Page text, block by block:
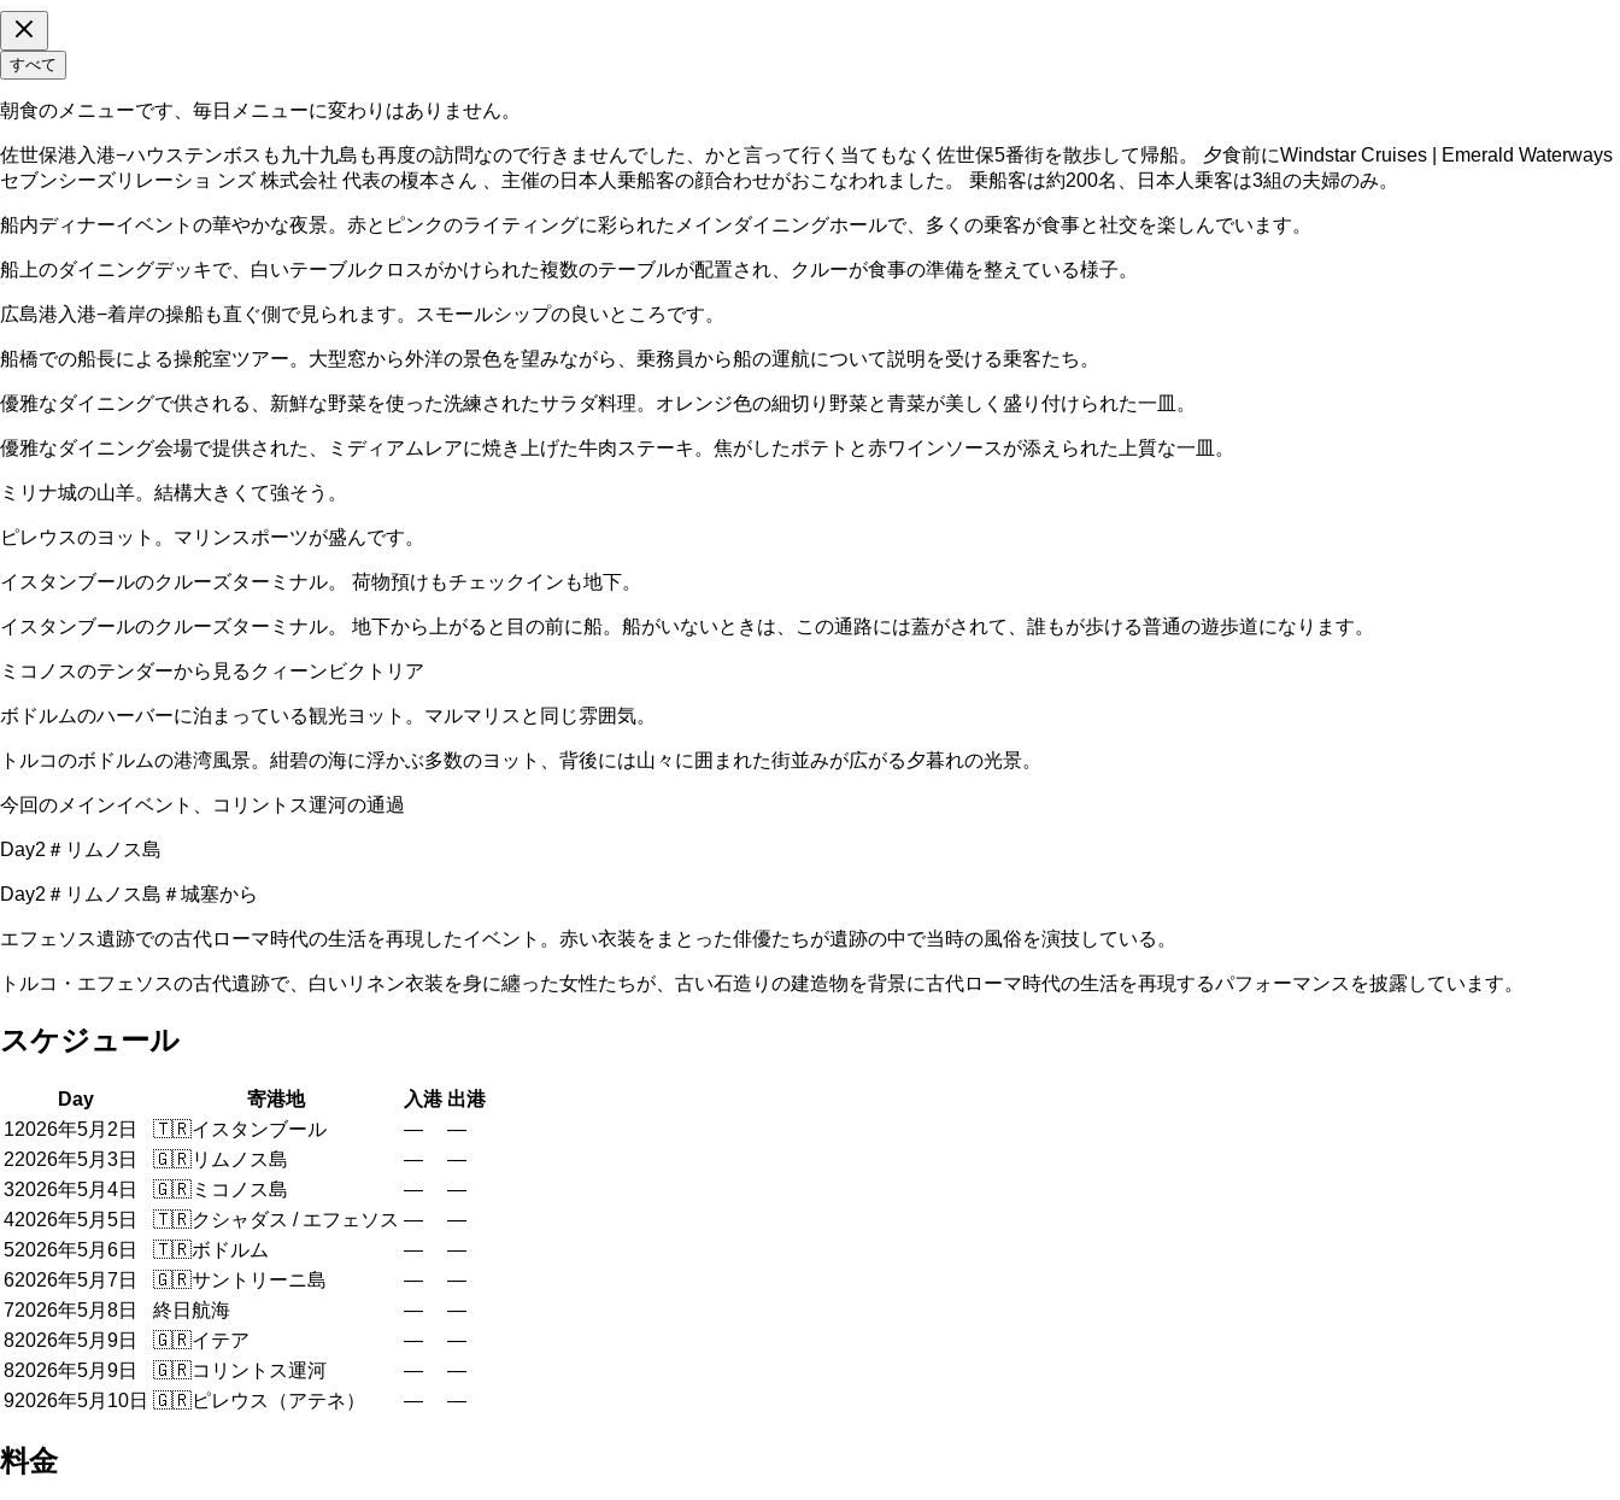
すべて
朝食のメニューです、毎日メニューに変わりはありません。
佐世保港入港−ハウステンボスも九十九島も再度の訪問なので行きませんでした、かと言って行く当てもなく佐世保5番街を散歩して帰船。 夕食前にWindstar Cruises | Emerald Waterways
セブンシーズリレーショ ンズ 株式会社 代表の榎本さん 、主催の日本人乗船客の顔合わせがおこなわれました。 乗船客は約200名、日本人乗客は3組の夫婦のみ。
船内ディナーイベントの華やかな夜景。赤とピンクのライティングに彩られたメインダイニングホールで、多くの乗客が食事と社交を楽しんでいます。
船上のダイニングデッキで、白いテーブルクロスがかけられた複数のテーブルが配置され、クルーが食事の準備を整えている様子。
広島港入港−着岸の操船も直ぐ側で見られます。スモールシップの良いところです。
船橋での船長による操舵室ツアー。大型窓から外洋の景色を望みながら、乗務員から船の運航について説明を受ける乗客たち。
優雅なダイニングで供される、新鮮な野菜を使った洗練されたサラダ料理。オレンジ色の細切り野菜と青菜が美しく盛り付けられた一皿。
優雅なダイニング会場で提供された、ミディアムレアに焼き上げた牛肉ステーキ。焦がしたポテトと赤ワインソースが添えられた上質な一皿。
ミリナ城の山羊。結構大きくて強そう。
ピレウスのヨット。マリンスポーツが盛んです。
イスタンブールのクルーズターミナル。 荷物預けもチェックインも地下。
イスタンブールのクルーズターミナル。 地下から上がると目の前に船。船がいないときは、この通路には蓋がされて、誰もが歩ける普通の遊歩道になります。
ミコノスのテンダーから見るクィーンビクトリア
ボドルムのハーバーに泊まっている観光ヨット。マルマリスと同じ雰囲気。
トルコのボドルムの港湾風景。紺碧の海に浮かぶ多数のヨット、背後には山々に囲まれた街並みが広がる夕暮れの光景。
今回のメインイベント、コリントス運河の通過
Day2＃リムノス島
Day2＃リムノス島＃城塞から
エフェソス遺跡での古代ローマ時代の生活を再現したイベント。赤い衣装をまとった俳優たちが遺跡の中で当時の風俗を演技している。
トルコ・エフェソスの古代遺跡で、白いリネン衣装を身に纏った女性たちが、古い石造りの建造物を背景に古代ローマ時代の生活を再現するパフォーマンスを披露しています。
スケジュール
Day 寄港地 入港 出港
12026年5月2日 🇹🇷イスタンブール —
—
22026年5月3日 🇬🇷リムノス島 —
—
32026年5月4日 🇬🇷 ミコノス島 —
—
42026年5月5日 🇹🇷クシャダス / エフェソス —
—
52026年5月6日 🇹🇷ボドルム —
—
62026年5月7日 🇬🇷サントリーニ島 —
—
72026年5月8日 終日航海 —
—
82026年5月9日 🇬🇷イテア —
—
82026年5月9日 🇬🇷コリントス運河 —
—
92026年5月10日 🇬🇷ピレウス（アテネ） — —
料金